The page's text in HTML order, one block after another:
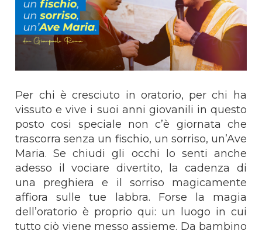
Per chi è cresciuto in oratorio, per chi ha
vissuto e vive i suoi anni giovanili in questo
posto cosi speciale non c’è giornata che
trascorra senza un fischio, un sorriso, un’Ave
Maria. Se chiudi gli occhi lo senti anche
adesso il vociare divertito, la cadenza di
una preghiera e il sorriso magicamente
affiora sulle tue labbra. Forse la magia
dell’oratorio è proprio qui: un luogo in cui
tutto ciò viene messo assieme. Da bambino